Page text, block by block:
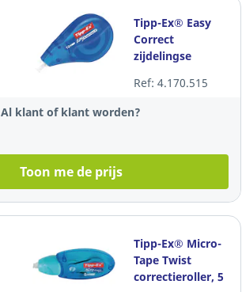
Tipp-Ex® Easy
Correct
zijdelingse
4,2 mm x 12 m,
per stuk
Ref: 4.170.515
Al klant of klant worden?
Toon me de prijs
Tipp-Ex® Micro-
Tape Twist
correctieroller, 5